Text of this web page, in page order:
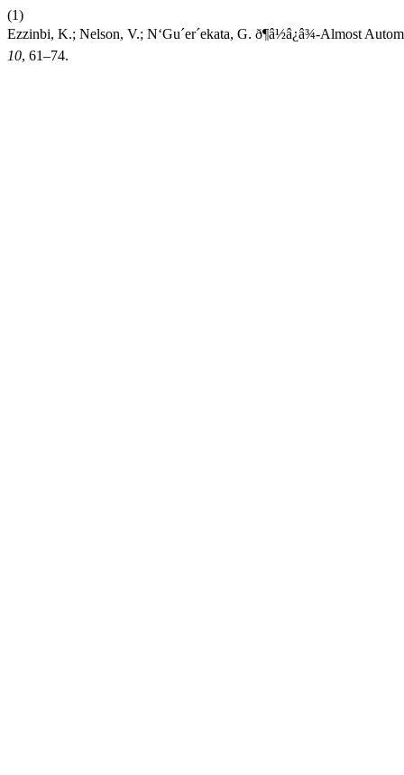
(1)
Ezzinbi, K.; Nelson, V.; N‘Gu´er´ekata, G. ð¶â½â¿â¾-Almost
10, 61–74.